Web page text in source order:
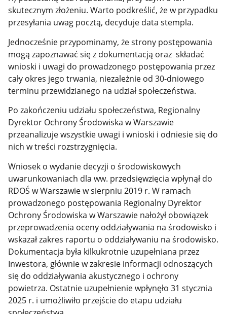
skutecznym złożeniu. Warto podkreślić, że w przypadku
przesyłania uwag pocztą, decyduje data stempla.
Jednocześnie przypominamy, że strony postępowania
mogą zapoznawać się z dokumentacją oraz składać
wnioski i uwagi do prowadzonego postępowania przez
cały okres jego trwania, niezależnie od 30-dniowego
terminu przewidzianego na udział społeczeństwa.
Po zakończeniu udziału społeczeństwa, Regionalny
Dyrektor Ochrony Środowiska w Warszawie
przeanalizuje wszystkie uwagi i wnioski i odniesie się do
nich w treści rozstrzygnięcia.
Wniosek o wydanie decyzji o środowiskowych
uwarunkowaniach dla ww. przedsięwzięcia wpłynął do
RDOŚ w Warszawie w sierpniu 2019 r. W ramach
prowadzonego postępowania Regionalny Dyrektor
Ochrony Środowiska w Warszawie nałożył obowiązek
przeprowadzenia oceny oddziaływania na środowisko i
wskazał zakres raportu o oddziaływaniu na środowisko.
Dokumentacja była kilkukrotnie uzupełniana przez
Inwestora, głównie w zakresie informacji odnoszących
się do oddziaływania akustycznego i ochrony
powietrza. Ostatnie uzupełnienie wpłynęło 31 stycznia
2025 r. i umożliwiło przejście do etapu udziału